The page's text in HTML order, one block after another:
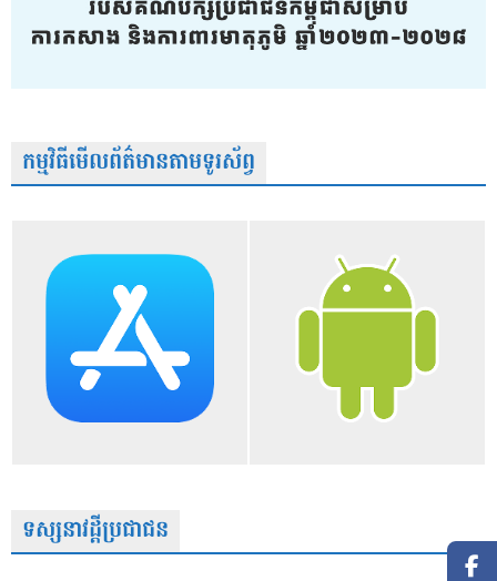
កម្មវិធីមើលព័ត៌មានតាមទូរស័ព្វ
ទស្សនាវដ្តីប្រជាជន